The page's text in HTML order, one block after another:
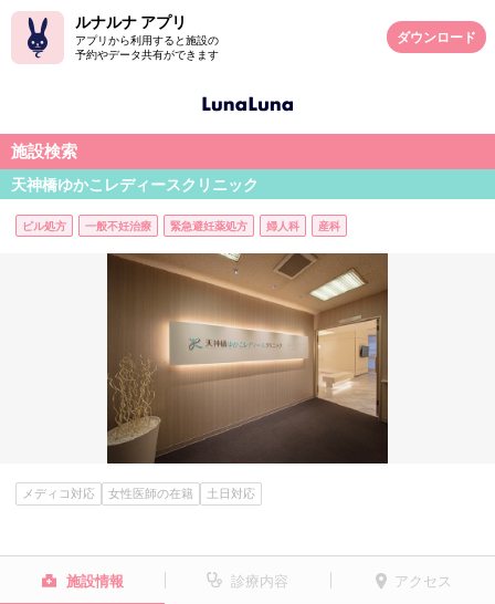
ルナルナ アプリ
アプリから利用すると施設の
予約やデータ共有ができます
ダウンロード
施設検索
天神橋ゆかこレディースクリニック
ピル処方 一般不妊治療 緊急避妊薬処方 婦人科 産科
メディコ対応 女性医師の在籍 土日対応
施設情報 診療内容 アクセス